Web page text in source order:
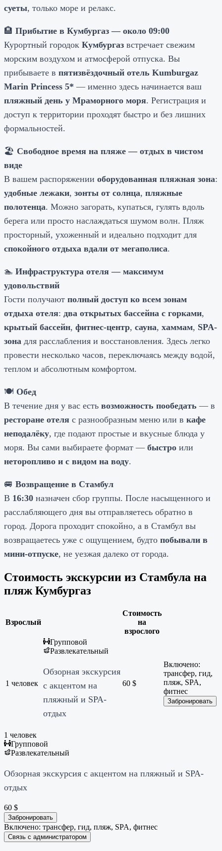
суеты, только море и релакс.
🏨 Прибытие в Кумбургаз — около 09:00
Курортный городок Кумбургаз встречает свежим
морским воздухом и атмосферой отпуска. Вы
прибываете в пятизвёздочный отель Kumburgaz
Marin Princess 5* — именно здесь начинается ваш
пляжный день у Мраморного моря. Регистрация и
доступ к территории проходят быстро и без лишних
формальностей.
🏖️ Свободное время на пляже — отдых в чистом
виде
В вашем распоряжении оборудованная пляжная зона:
удобные лежаки, зонты от солнца, пляжные
полотенца. Можно загорать, купаться, гулять вдоль
берега или просто наслаждаться шумом волн. Пляж
просторный, ухоженный и идеально подходит для
спокойного отдыха вдали от мегаполиса.
🏊 Инфраструктура отеля — максимум
удовольствий
Гости получают полный доступ ко всем зонам
отдыха отеля: два открытых бассейна с горками,
крытый бассейн, фитнес-центр, сауна, хаммам, SPA-
зона для расслабления и восстановления. Здесь легко
провести несколько часов, переключаясь между водой,
теплом и абсолютным комфортом.
🍽️ Обед
В течение дня у вас есть возможность пообедать — в
ресторане отеля с разнообразным меню или в кафе
неподалёку, где подают простые и вкусные блюда у
моря. Вы сами выбираете формат — быстро или
неторопливо и с видом на воду.
🚐 Возвращение в Стамбул
В 16:30 назначен сбор группы. После насыщенного и
расслабляющего дня вы отправляетесь обратно в
город. Дорога проходит спокойно, а в Стамбул вы
возвращаетесь уже с ощущением, будто побывали в
мини-отпуске, не уезжая далеко от города.
Стоимость экскурсии из Стамбула на
пляж Кумбургаз
Взрослый
Стоимость
на
взрослого
1 человек
Групповой
Развлекательный
Обзорная экскурсия
с акцентом на
пляжный и SPA-
отдых
60 $
Включено:
трансфер, гид,
пляж, SPA,
фитнес
Забронировать
1 человек
Групповой
Развлекательный
Обзорная экскурсия с акцентом на пляжный и SPA-
отдых
60 $
Забронировать
Включено: трансфер, гид, пляж, SPA, фитнес
Связь с администратором